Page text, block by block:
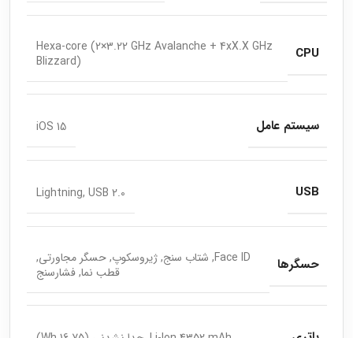
CPU
Hexa-core (2×3.22 GHz Avalanche + 4xX.X GHz
Blizzard)
سیستم عامل iOS 15
USB
Lightning, USB 2.0
حسگرها
Face ID, شتاب سنج, ژیروسکوپ, حسگر مجاورتی,
قطب نما, فشارسنج